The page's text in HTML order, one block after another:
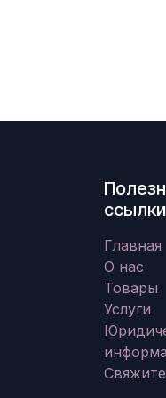
ссылки
Главная
О нас
Товары
Услуги